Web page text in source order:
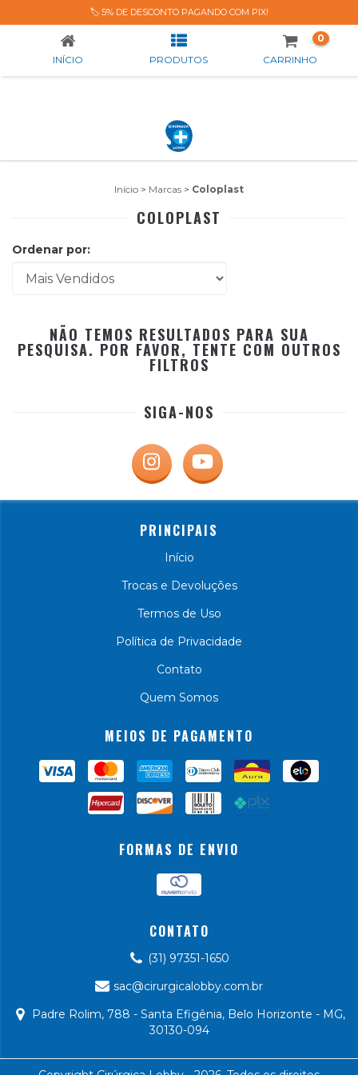
🏷️ 5% DE DESCONTO PAGANDO COM PIX!
COLOPLAST
INÍCIO PRODUTOS CARRINHO
0
Início > Marcas > Coloplast
COLOPLAST
Ordenar por:
NÃO TEMOS RESULTADOS PARA SUA
PESQUISA. POR FAVOR, TENTE COM OUTROS
FILTROS
SIGA-NOS
PRINCIPAIS
Início
Trocas e Devoluções
Termos de Uso
Política de Privacidade
Contato
Quem Somos
MEIOS DE PAGAMENTO
FORMAS DE ENVIO
CONTATO
(31) 97351-1650
sac@cirurgicalobby.com.br
Padre Rolim, 788 - Santa Efigênia, Belo Horizonte - MG,
30130-094